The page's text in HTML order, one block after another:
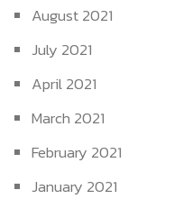
August 2021
July 2021
April 2021
March 2021
February 2021
January 2021